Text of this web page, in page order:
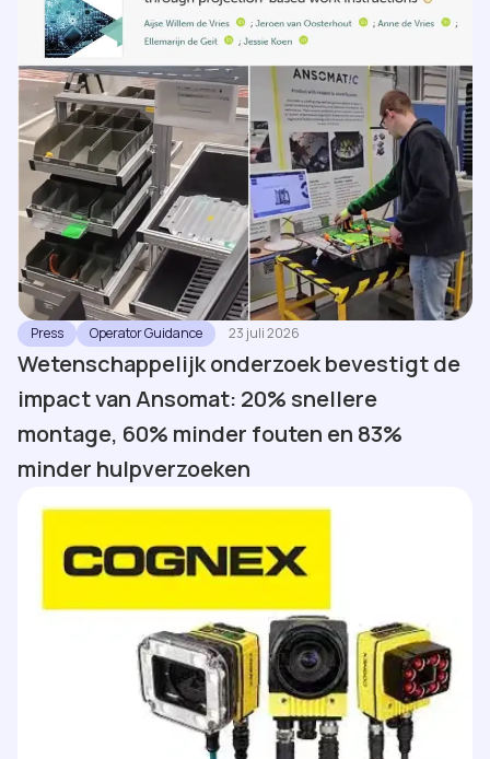
Press Operator Guidance 23 juli 2026
Wetenschappelijk onderzoek bevestigt de
impact van Ansomat: 20% snellere
montage, 60% minder fouten en 83%
minder hulpverzoeken